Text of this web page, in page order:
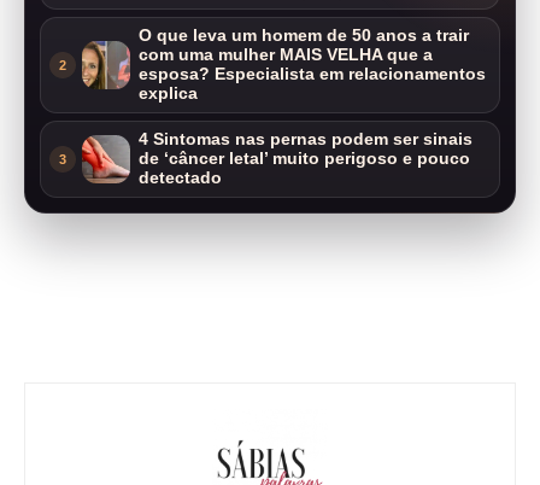
2
O que leva um homem de 50 anos a trair
com uma mulher MAIS VELHA que a
esposa? Especialista em relacionamentos
explica
3
4 Sintomas nas pernas podem ser sinais
de ‘câncer letal’ muito perigoso e pouco
detectado